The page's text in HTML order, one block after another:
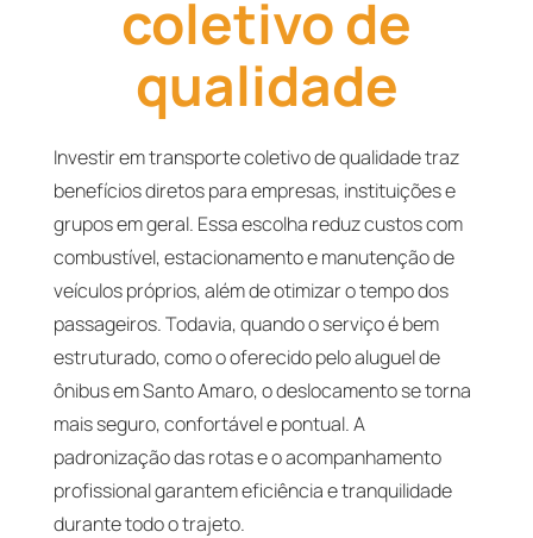
coletivo de
qualidade
Investir em transporte coletivo de qualidade traz
benefícios diretos para empresas, instituições e
grupos em geral. Essa escolha reduz custos com
combustível, estacionamento e manutenção de
veículos próprios, além de otimizar o tempo dos
passageiros. Todavia, quando o serviço é bem
estruturado, como o oferecido pelo aluguel de
ônibus em Santo Amaro, o deslocamento se torna
mais seguro, confortável e pontual. A
padronização das rotas e o acompanhamento
profissional garantem eficiência e tranquilidade
durante todo o trajeto.